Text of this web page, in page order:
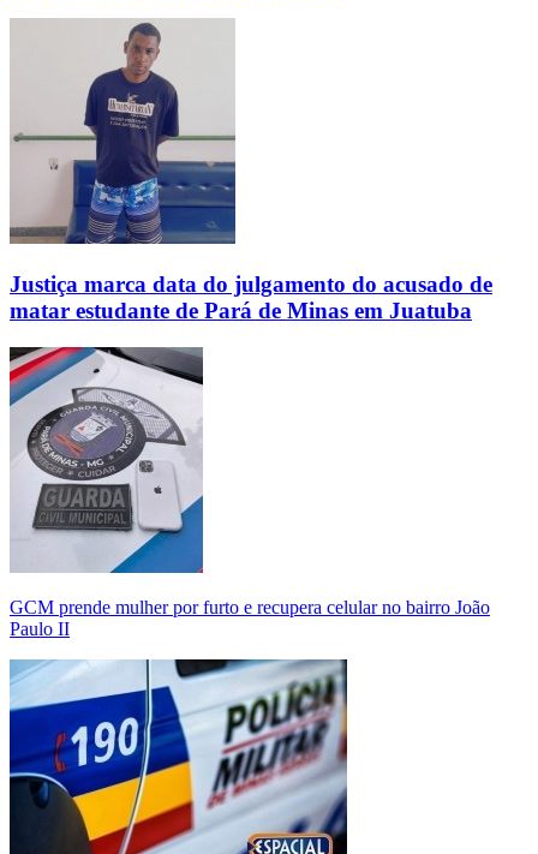
Justiça marca data do julgamento do acusado de
matar estudante de Pará de Minas em Juatuba
GCM prende mulher por furto e recupera celular no bairro João
Paulo II